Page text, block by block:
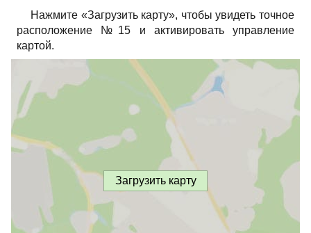
Нажмите «Загрузить карту», чтобы увидеть точное
расположение №15 и активировать управление
картой.
Загрузить карту